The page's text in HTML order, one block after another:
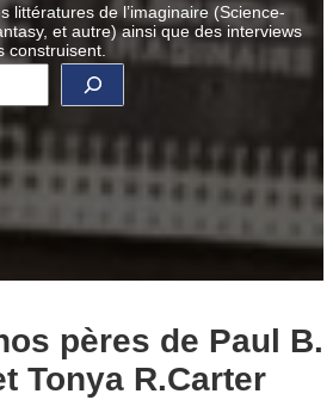
littératures de l’imaginaire (Science-
et autre) ainsi que des interviews
construisent.
pères de Paul B.
Tonya R.Carter